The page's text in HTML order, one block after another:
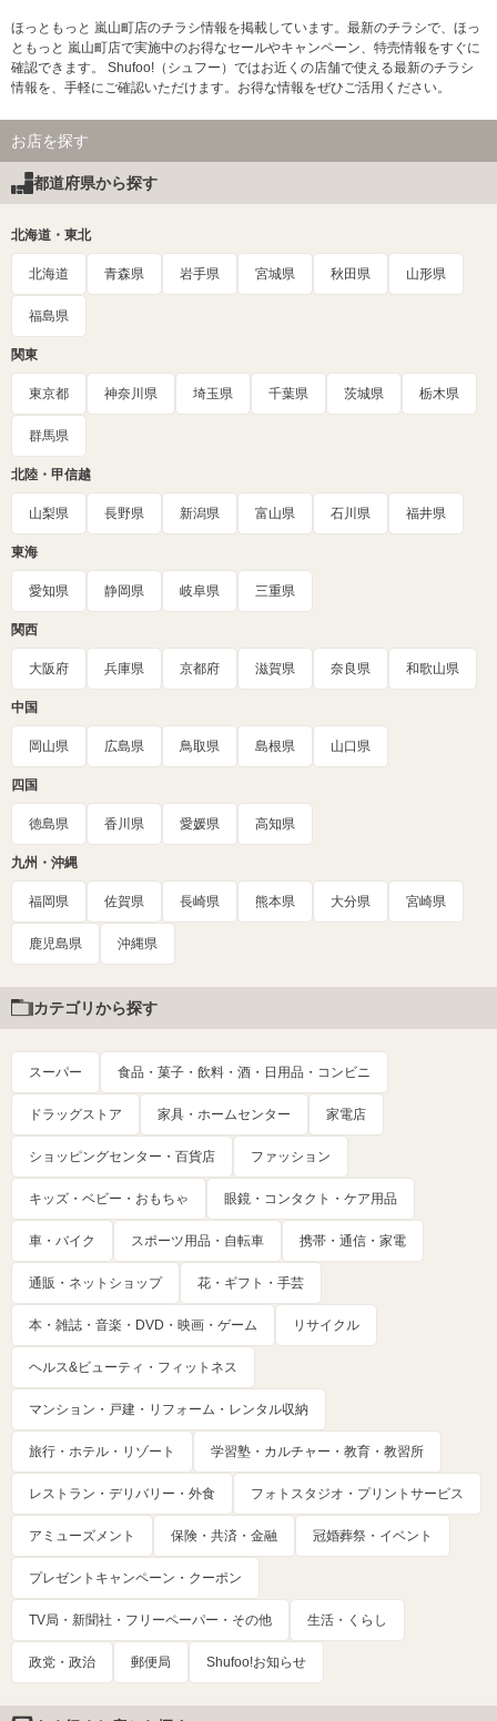
ほっともっと 嵐山町店のチラシ情報を掲載しています。最新のチラシで、ほっ
ともっと 嵐山町店で実施中のお得なセールやキャンペーン、特売情報をすぐに
確認できます。 Shufoo!（シュフー）ではお近くの店舗で使える最新のチラシ
情報を、手軽にご確認いただけます。お得な情報をぜひご活用ください。
お店を探す
都道府県から探す
北海道・東北
北海道 青森県 岩手県 宮城県 秋田県 山形県
福島県
関東
東京都 神奈川県 埼玉県 千葉県 茨城県 栃木県
群馬県
北陸・甲信越
山梨県 長野県 新潟県 富山県 石川県 福井県
東海
愛知県 静岡県 岐阜県 三重県
関西
大阪府 兵庫県 京都府 滋賀県 奈良県 和歌山県
中国
岡山県 広島県 鳥取県 島根県 山口県
四国
徳島県 香川県 愛媛県 高知県
九州・沖縄
福岡県 佐賀県 長崎県 熊本県 大分県 宮崎県
鹿児島県 沖縄県
カテゴリから探す
スーパー 食品・菓子・飲料・酒・日用品・コンビニ
ドラッグストア 家具・ホームセンター 家電店
ショッピングセンター・百貨店 ファッション
キッズ・ベビー・おもちゃ 眼鏡・コンタクト・ケア用品
車・バイク スポーツ用品・自転車 携帯・通信・家電
通販・ネットショップ 花・ギフト・手芸
本・雑誌・音楽・DVD・映画・ゲーム リサイクル
ヘルス&ビューティ・フィットネス
マンション・戸建・リフォーム・レンタル収納
旅行・ホテル・リゾート 学習塾・カルチャー・教育・教習所
レストラン・デリバリー・外食 フォトスタジオ・プリントサービス
アミューズメント 保険・共済・金融 冠婚葬祭・イベント
プレゼントキャンペーン・クーポン
TV局・新聞社・フリーペーパー・その他 生活・くらし
政党・政治 郵便局 Shufoo!お知らせ